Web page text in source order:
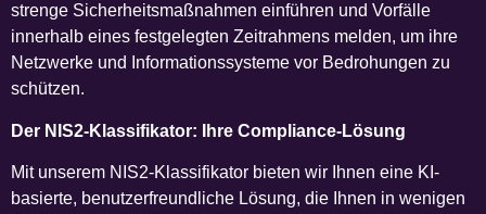
strenge Sicherheitsmaßnahmen einführen und Vorfälle
innerhalb eines festgelegten Zeitrahmens melden, um ihre
Netzwerke und Informationssysteme vor Bedrohungen zu
schützen.
Der NIS2-Klassifikator: Ihre Compliance-Lösung
Mit unserem NIS2-Klassifikator bieten wir Ihnen eine KI-
basierte, benutzerfreundliche Lösung, die Ihnen in wenigen